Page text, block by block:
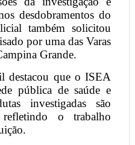
desdobramentos do
também solicitou
por uma das Varas
Grande.
destacou que o ISEA
pública de saúde e
investigadas são
o trabalho